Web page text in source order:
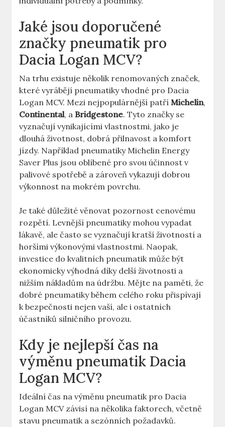
Jaké jsou doporučené
značky pneumatik pro
Dacia Logan MCV?
Na trhu existuje několik renomovaných značek,
které vyrábějí pneumatiky vhodné pro Dacia
Logan MCV. Mezi nejpopulárnější patříMichelin,
Continental, aBridgestone. Tyto značky se
vyznačují vynikajícími vlastnostmi, jako je
dlouhá životnost, dobrá přilnavost a komfort
jízdy. Například pneumatiky Michelin Energy
Saver Plus jsou oblíbené pro svou účinnost v
palivové spotřebě a zároveň vykazují dobrou
výkonnost na mokrém povrchu.
Je také důležité věnovat pozornost cenovému
rozpětí. Levnější pneumatiky mohou vypadat
lákavě, ale často se vyznačují kratší životností a
horšími výkonovými vlastnostmi. Naopak,
investice do kvalitních pneumatik může být
ekonomicky výhodná díky delší životnosti a
nižším nákladům na údržbu. Mějte na paměti, že
dobré pneumatiky během celého roku přispívají
k bezpečnosti nejen vaší, ale i ostatních
účastníků silničního provozu.
Kdy je nejlepší čas na
výměnu pneumatik Dacia
Logan MCV?
Ideální čas na výměnu pneumatik pro Dacia
Logan MCV závisí na několika faktorech, včetně
stavu pneumatik a sezónních požadavků.